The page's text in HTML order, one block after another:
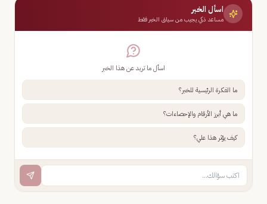
اسأل الخبر
مساعد ذكي يجيب من سياق الخبر فقط
اسأل ما تريد عن هذا الخبر
ما الفكرة الرئيسية للخبر؟
ما هي أبرز الأرقام والإحصاءات؟
كيف يؤثر هذا علي؟